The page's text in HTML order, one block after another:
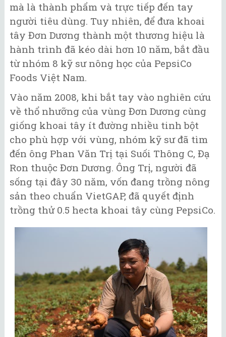
mà là thành phẩm và trực tiếp đến tay
người tiêu dùng. Tuy nhiên, để đưa khoai
tây Đơn Dương thành một thương hiệu là
hành trình đã kéo dài hơn 10 năm, bắt đầu
từ nhóm 8 kỹ sư nông học của PepsiCo
Foods Việt Nam.
Vào năm 2008, khi bắt tay vào nghiên cứu
về thổ nhưỡng của vùng Đơn Dương cùng
giống khoai tây ít đường nhiều tinh bột
cho phù hợp với vùng, nhóm kỹ sư đã tìm
đến ông Phan Văn Trị tại Suối Thông C, Đạ
Ron thuộc Đơn Dương. Ông Trị, người đã
sống tại đây 30 năm, vốn đang trồng nông
sản theo chuẩn VietGAP, đã quyết định
trồng thử 0.5 hecta khoai tây cùng PepsiCo.